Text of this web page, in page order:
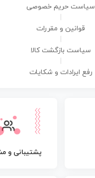
سیاست حریم خصوصی
قوانین و مقررات
سیاست بازگشت کالا
رفع ایرادات و شکایات
پشتیبانی و